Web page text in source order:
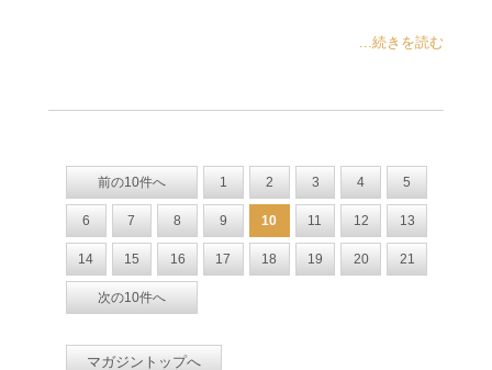
...続きを読む
前の10件へ 1 2 3 4 5
6 7 8 9 10 11 12 13
14 15 16 17 18 19 20 21
次の10件へ
マガジントップへ